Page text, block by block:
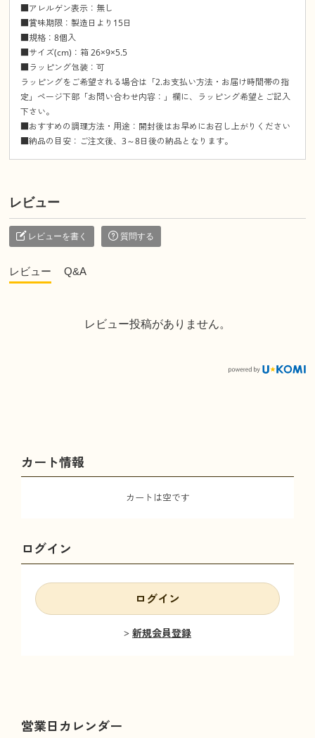
■アレルゲン表示：無し
■賞味期限：製造日より15日
■規格：8個入
■サイズ(cm)：箱 26×9×5.5
■ラッピング包装：可
ラッピングをご希望される場合は「2.お支払い方法・お届け時間帯の指
定」ページ下部「お問い合わせ内容：」欄に、ラッピング希望とご記入
下さい。
■おすすめの調理方法・用途：開封後はお早めにお召し上がりください
■納品の目安：ご注文後、3～8日後の納品となります。
レビュー
レビューを書く 質問する
レビュー Q&A
レビュー投稿がありません。
カート情報
カートは空です
ログイン
ログイン
新規会員登録